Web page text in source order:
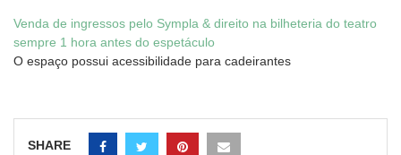
Venda de ingressos pelo Sympla & direito na bilheteria do teatro
sempre 1 hora antes do espetáculo
O espaço possui acessibilidade para cadeirantes
SHARE